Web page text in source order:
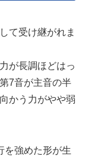
て受け継がれま
が長調ほどはっ
7音が主音の半
かう力がやや弱
を強めた形が生